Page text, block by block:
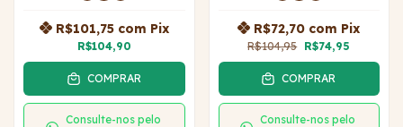
R$104,90
R$101,75 com Pix
COMPRAR
Consulte-nos pelo
R$104,95 R$74,95
R$72,70 com Pix
COMPRAR
Consulte-nos pelo